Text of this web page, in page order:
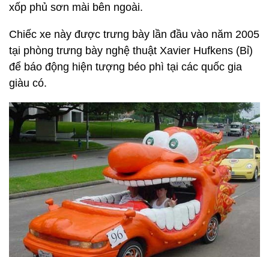
xốp phủ sơn mài bên ngoài.
Chiếc xe này được trưng bày lần đầu vào năm 2005
tại phòng trưng bày nghệ thuật Xavier Hufkens (Bỉ)
để báo động hiện tượng béo phì tại các quốc gia
giàu có.